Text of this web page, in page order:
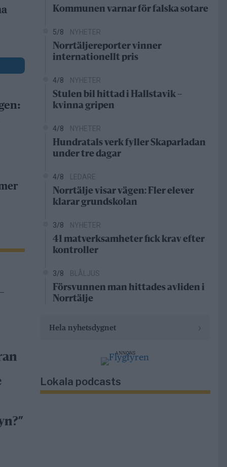
Kommunen varnar för falska sotare
5/8 NYHETER
Norrtäljereporter vinner
internationellt pris
4/8 NYHETER
Stulen bil hittad i Hallstavik –
kvinna gripen
4/8 NYHETER
Hundratals verk fyller Skaparladan
under tre dagar
4/8 LEDARE
Norrtälje visar vägen: Fler elever
klarar grundskolan
3/8 NYHETER
41 matverksamheter fick krav efter
kontroller
3/8 BLÅLJUS
Försvunnen man hittades avliden i
Norrtälje
Hela nyhetsdygnet
ANNONS
Lokala podcasts